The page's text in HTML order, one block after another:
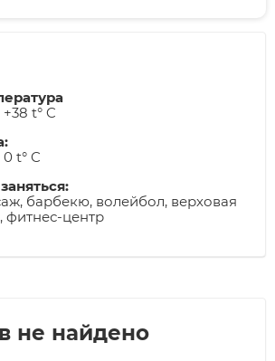
+38 t° C
0 t° C
барбекю, волейбол, верховая
фитнес-центр
не найдено